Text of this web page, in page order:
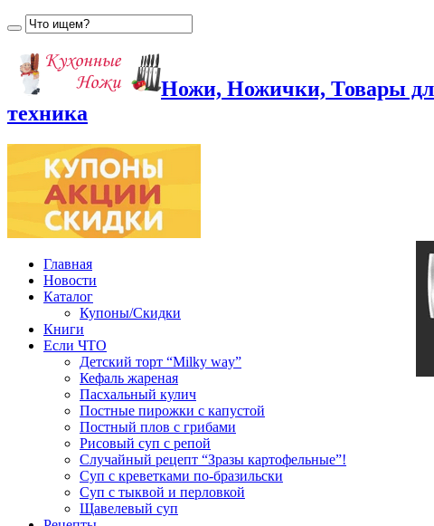
Ножи, Ножички, Товары
техника
Главная
Новости
Каталог
Купоны/Скидки
Книги
Если ЧТО
Детский торт “Milky way”
Кефаль жареная
Пасхальный кулич
Постные пирожки с капустой
Постный плов с грибами
Рисовый суп с репой
Случайный рецепт “Зразы картофельные”!
Суп с креветками по-бразильски
Суп с тыквой и перловкой
Щавелевый суп